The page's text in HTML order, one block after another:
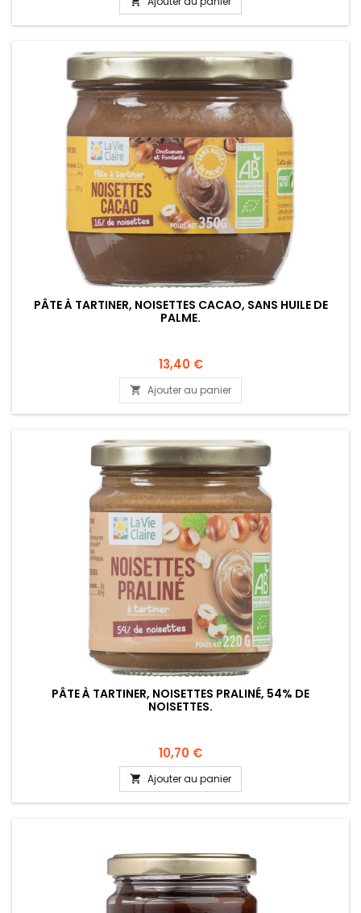
PÂTE À TARTINER, NOISETTES CACAO, SANS HUILE DE
PALME.
13,40 €
 Ajouter au panier
PÂTE À TARTINER, NOISETTES PRALINÉ, 54% DE
NOISETTES.
10,70 €
 Ajouter au panier